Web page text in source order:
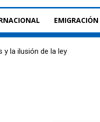
EMIGRACIÓN
y la ilusión de la ley